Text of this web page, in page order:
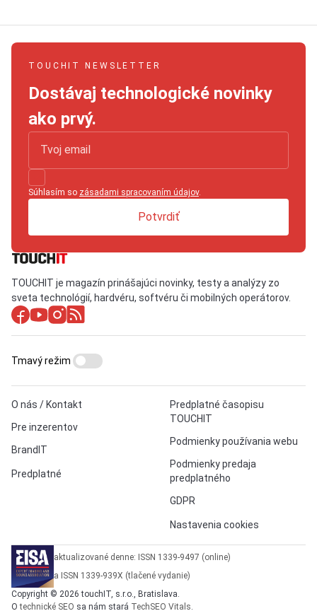
TOUCHIT NEWSLETTER
Dostávaj technologické novinky
ako prvý.
Súhlasím so zásadami spracovaním údajov.
Potvrdiť
TOUCHIT je magazín prinášajúci novinky, testy a analýzy zo
sveta technológií, hardvéru, softvéru či mobilných operátorov.
O nás / Kontakt
Pre inzerentov
BrandIT
Predplatné
Predplatné časopisu
TOUCHIT
Podmienky používania webu
Podmienky predaja
predplatného
GDPR
Nastavenia cookies
Tmavý režim
aktualizované denne: ISSN 1339-9497 (online)
a ISSN 1339-939X (tlačené vydanie)
Copyright © 2026 touchIT, s.r.o., Bratislava.
Otechnické SEO sa nám stará TechSEO Vitals.